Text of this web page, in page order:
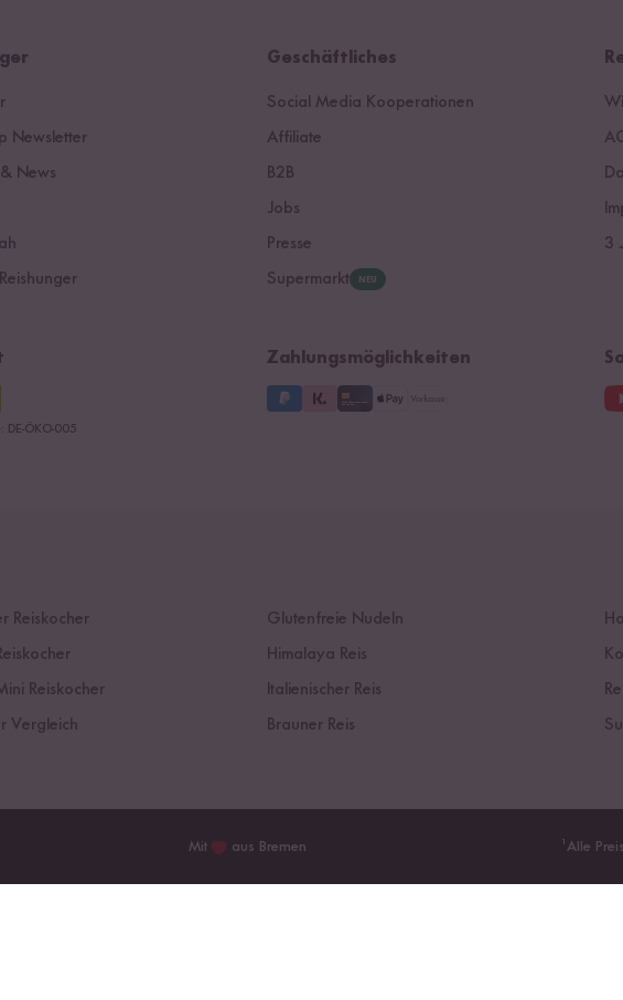
Newsletter
News
Geschäftliches
Social Media Kooperationen
Affiliate
B2B
Jobs
Presse
Supermarkt
NEU
3
DE-ÖKO-005
Zahlungsmöglichkeiten
Reiskocher
Reiskocher
Vergleich
Glutenfreie Nudeln
Himalaya Reis
Italienischer Reis
Brauner Reis
Mit aus Bremen ¹Alle